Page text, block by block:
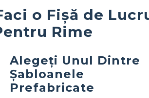
o Fișă de
Rime
Alegeți Unul Dintre
Șabloanele
Prefabricate